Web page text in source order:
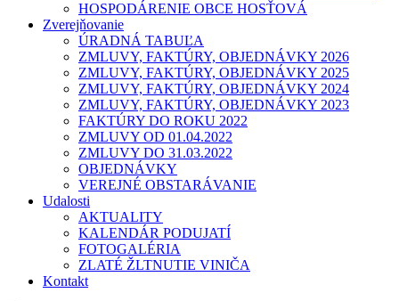
HOSPODÁRENIE OBCE HOSŤOVÁ
Zverejňovanie
ÚRADNÁ TABUĽA
ZMLUVY, FAKTÚRY, OBJEDNÁVKY 2026
ZMLUVY, FAKTÚRY, OBJEDNÁVKY 2025
ZMLUVY, FAKTÚRY, OBJEDNÁVKY 2024
ZMLUVY, FAKTÚRY, OBJEDNÁVKY 2023
FAKTÚRY DO ROKU 2022
ZMLUVY OD 01.04.2022
ZMLUVY DO 31.03.2022
OBJEDNÁVKY
VEREJNÉ OBSTARÁVANIE
Udalosti
AKTUALITY
KALENDÁR PODUJATÍ
FOTOGALÉRIA
ZLATÉ ŽLTNUTIE VINIČA
Kontakt